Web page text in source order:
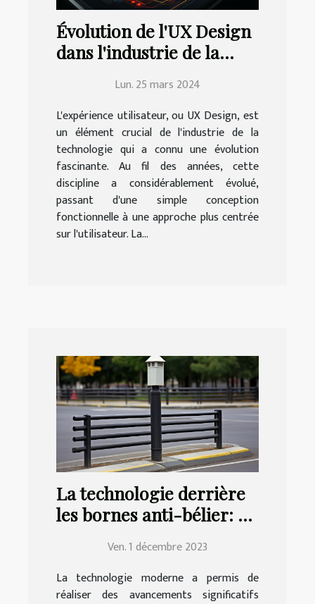
Évolution de l'UX Design
dans l'industrie de la
Lun. 25 mars 2024
L'expérience utilisateur, ou UX Design, est
un élément crucial de l'industrie de la
technologie qui a connu une évolution
fascinante. Au fil des années, cette
discipline a considérablement évolué,
passant d'une simple conception
fonctionnelle à une approche plus centrée
sur l'utilisateur. La...
La technologie derrière
les bornes anti-bélier: un
Ven. 1 décembre 2023
La technologie moderne a permis de
réaliser des avancements significatifs